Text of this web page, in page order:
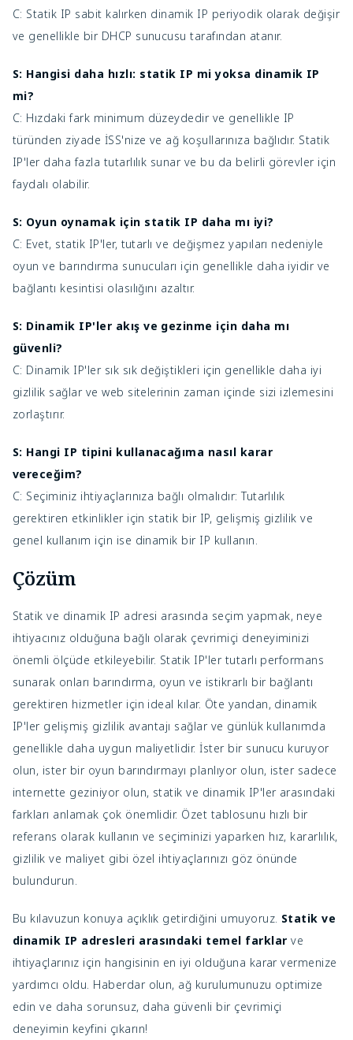
C: Statik IP sabit kalırken dinamik IP periyodik olarak değişir
ve genellikle bir DHCP sunucusu tarafından atanır.
S: Hangisi daha hızlı: statik IP mi yoksa dinamik IP
mi?
C: Hızdaki fark minimum düzeydedir ve genellikle IP
türünden ziyade İSS'nize ve ağ koşullarınıza bağlıdır. Statik
IP'ler daha fazla tutarlılık sunar ve bu da belirli görevler için
faydalı olabilir.
S: Oyun oynamak için statik IP daha mı iyi?
C: Evet, statik IP'ler, tutarlı ve değişmez yapıları nedeniyle
oyun ve barındırma sunucuları için genellikle daha iyidir ve
bağlantı kesintisi olasılığını azaltır.
S: Dinamik IP'ler akış ve gezinme için daha mı
güvenli?
C: Dinamik IP'ler sık ​​sık değiştikleri için genellikle daha iyi
gizlilik sağlar ve web sitelerinin zaman içinde sizi izlemesini
zorlaştırır.
S: Hangi IP tipini kullanacağıma nasıl karar
vereceğim?
C: Seçiminiz ihtiyaçlarınıza bağlı olmalıdır: Tutarlılık
gerektiren etkinlikler için statik bir IP, gelişmiş gizlilik ve
genel kullanım için ise dinamik bir IP kullanın.
Çözüm
Statik ve dinamik IP adresi arasında seçim yapmak, neye
ihtiyacınız olduğuna bağlı olarak çevrimiçi deneyiminizi
önemli ölçüde etkileyebilir. Statik IP'ler tutarlı performans
sunarak onları barındırma, oyun ve istikrarlı bir bağlantı
gerektiren hizmetler için ideal kılar. Öte yandan, dinamik
IP'ler gelişmiş gizlilik avantajı sağlar ve günlük kullanımda
genellikle daha uygun maliyetlidir. İster bir sunucu kuruyor
olun, ister bir oyun barındırmayı planlıyor olun, ister sadece
internette geziniyor olun, statik ve dinamik IP'ler arasındaki
farkları anlamak çok önemlidir. Özet tablosunu hızlı bir
referans olarak kullanın ve seçiminizi yaparken hız, kararlılık,
gizlilik ve maliyet gibi özel ihtiyaçlarınızı göz önünde
bulundurun.
Bu kılavuzun konuya açıklık getirdiğini umuyoruz. Statik ve
dinamik IP adresleri arasındaki temel farklarve
ihtiyaçlarınız için hangisinin en iyi olduğuna karar vermenize
yardımcı oldu. Haberdar olun, ağ kurulumunuzu optimize
edin ve daha sorunsuz, daha güvenli bir çevrimiçi
deneyimin keyfini çıkarın!